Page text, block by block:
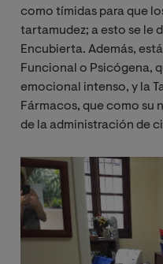
como tímidas para que
tartamudez; a esto se le
Encubierta. Además,
Funcional o Psicógena,
emocional intenso, y la
Fármacos, que como su
de la administración de